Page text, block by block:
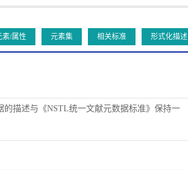
素/属性 元素集 相关标准 形式化描述
描述与《NSTL统一文献元数据标准》保持一